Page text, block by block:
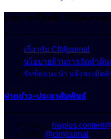
นโยบายเกี่ยวกับ CIMjournal
เกี่ยวกับ CIMjournal
นโยบายด้านการจัดทำต้
รับข้อแนะนำ แจ้งละเมิด
ฝากข่าว-ประชาสัมพันธ์
E-mail :
Line : @cimjournal